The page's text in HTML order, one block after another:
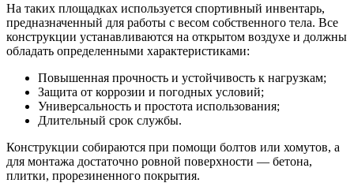
На таких площадках используется спортивный инвентарь,
предназначенный для работы с весом собственного тела. Все
конструкции устанавливаются на открытом воздухе и должны
обладать определенными характеристиками:
Повышенная прочность и устойчивость к нагрузкам;
Защита от коррозии и погодных условий;
Универсальность и простота использования;
Длительный срок службы.
Конструкции собираются при помощи болтов или хомутов, а
для монтажа достаточно ровной поверхности — бетона,
плитки, прорезиненного покрытия.